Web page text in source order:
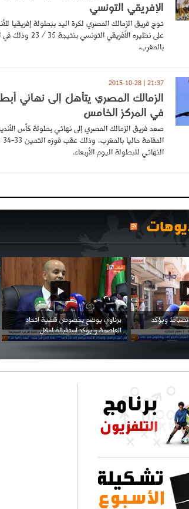
الإفريقي التونسي
توج فريق الزمالك المصري لكرة اليد ببطولة إفريقيا
على نظيره
بالمغرب.
21:37 | 2015-10-28
الزمالك المصري يتأهل إلى نهائي
في المركز الخامس
صعد فريق الزمالك المصري إلى نهائي بطولة كأس
النهائي للبطولة اليوم الأربعاء.
يصاب على مستوى كتفه
بن زيمة ... كرم كروي قابله